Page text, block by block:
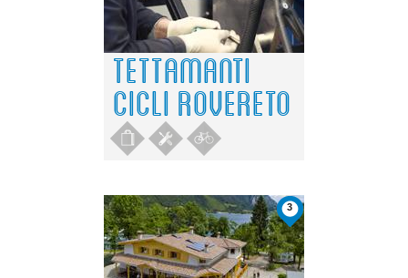
TETTAMANTI
CICLI ROVERETO
3